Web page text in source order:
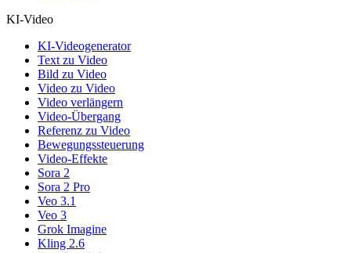
KI-Video
KI-Videogenerator
Text zu Video
Bild zu Video
Video zu Video
Video verlängern
Video-Übergang
Referenz zu Video
Bewegungssteuerung
Video-Effekte
Sora 2
Sora 2 Pro
Veo 3.1
Veo 3
Grok Imagine
Kling 2.6